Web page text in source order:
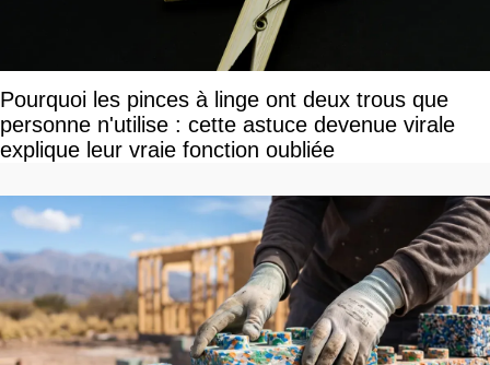
Pourquoi les pinces à linge ont deux trous que
personne n'utilise : cette astuce devenue virale
explique leur vraie fonction oubliée